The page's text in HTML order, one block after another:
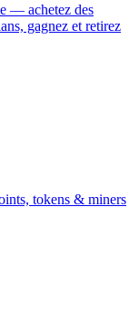
— achetez des
gagnez et retirez
tokens & miners